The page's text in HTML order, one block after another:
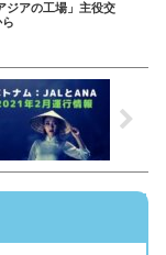
アの工場」主役交